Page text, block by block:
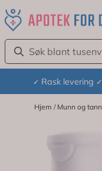
Hopp til innhold
✓ Rask levering ✓
Hjem / Munn og tann